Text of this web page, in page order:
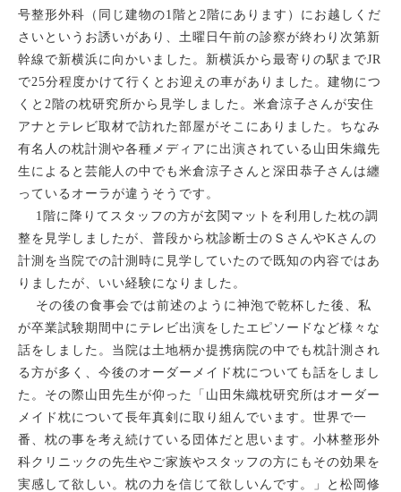
号整形外科（同じ建物の1 階と 2 階にあります）にお越しくだ
さいというお誘いがあり、土曜日午前の診察が終わり次第新
幹線で新横浜に向かいました。新横浜から最寄りの駅までJR
で25分程度かけて行くとお迎えの車がありました。建物につ
くと 2 階の枕研究所から見学しました。米倉涼子さんが安住
アナとテレビ取材で訪れた部屋がそこにありました。ちなみ
有名人の枕計測や各種メディアに出演されている山田朱織先
生によると芸能人の中でも米倉涼子さんと深田恭子さんは纏
っているオーラが違うそうです。
1 階に降りてスタッフの方が玄関マットを利用した枕の調
整を見学しましたが、普段から枕診断士のＳさんやKさんの
計測を当院での計測時に見学していたので既知の内容ではあ
りましたが、いい経験になりました。
その後の食事会では前述のように神泡で乾杯した後、私
が卒業試験期間中にテレビ出演をしたエピソードなど様々な
話をしました。当院は土地柄か提携病院の中でも枕計測され
る方が多く、今後のオーダーメイド枕についても話をしまし
た。その際山田先生が仰った「山田朱織枕研究所はオーダー
メイド枕について長年真剣に取り組んでいます。世界で一
番、枕の事を考え続けている団体だと思います。小林整形外
科クリニックの先生やご家族やスタッフの方にもその効果を
実感して欲しい。枕の力を信じて欲しいんです。」と松岡修